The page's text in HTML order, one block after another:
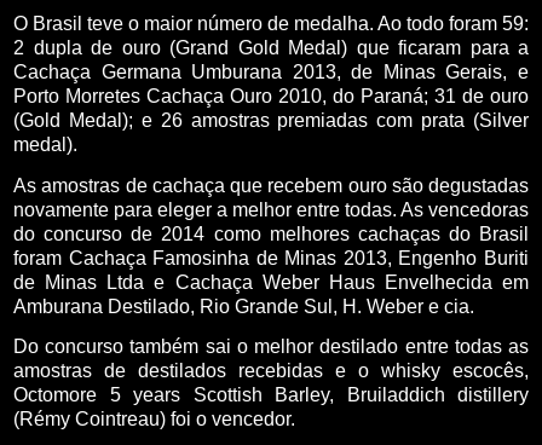
O Brasil teve o maior número de medalha. Ao todo foram 59:
2 dupla de ouro (Grand Gold Medal) que ficaram para a
Cachaça Germana Umburana 2013, de Minas Gerais, e
Porto Morretes Cachaça Ouro 2010, do Paraná; 31 de ouro
(Gold Medal); e 26 amostras premiadas com prata (Silver
medal).
As amostras de cachaça que recebem ouro são degustadas
novamente para eleger a melhor entre todas. As vencedoras
do concurso de 2014 como melhores cachaças do Brasil
foram Cachaça Famosinha de Minas 2013, Engenho Buriti
de Minas Ltda e Cachaça Weber Haus Envelhecida em
Amburana Destilado, Rio Grande Sul, H. Weber e cia.
Do concurso também sai o melhor destilado entre todas as
amostras de destilados recebidas e o whisky escocês,
Octomore 5 years Scottish Barley, Bruiladdich distillery
(Rémy Cointreau) foi o vencedor.